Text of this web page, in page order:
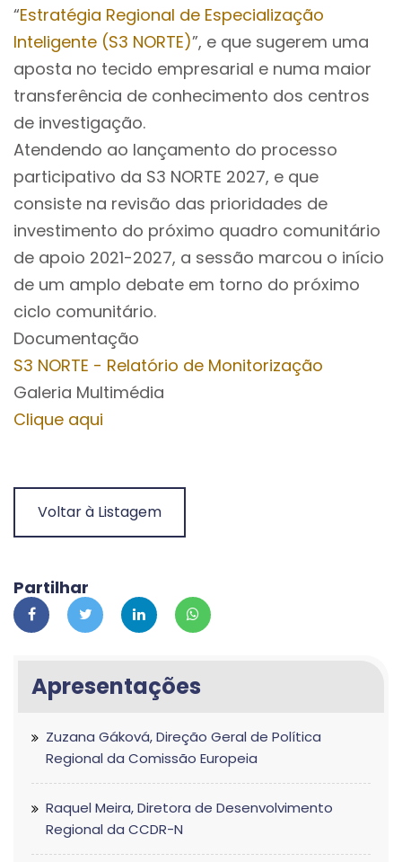
“Estratégia Regional de Especialização
Inteligente (S3 NORTE)”, e que sugerem uma
aposta no tecido empresarial e numa maior
transferência de conhecimento dos centros
de investigação.
Atendendo ao lançamento do processo
participativo da S3 NORTE 2027, e que
consiste na revisão das prioridades de
investimento do próximo quadro comunitário
de apoio 2021-2027, a sessão marcou o início
de um amplo debate em torno do próximo
ciclo comunitário.
Documentação
S3 NORTE - Relatório de Monitorização
Galeria Multimédia
Clique aqui
Voltar à Listagem
Partilhar
Apresentações
Zuzana Gáková, Direção Geral de Política
Regional da Comissão Europeia
Raquel Meira, Diretora de Desenvolvimento
Regional da CCDR-N